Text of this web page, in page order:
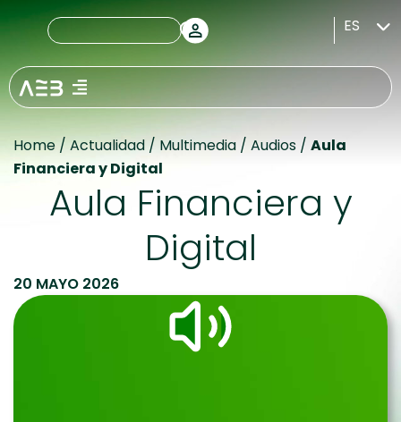
ES
Home / Actualidad / Multimedia / Audios / Aula
Financiera y Digital
Aula Financiera y
Digital
20 MAYO 2026